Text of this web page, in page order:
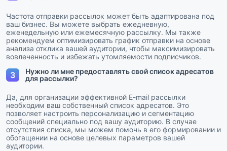
Частота отправки рассылок может быть адаптирована под
ваш бизнес. Вы можете выбрать ежедневную,
еженедельную или ежемесячную рассылку. Мы также
рекомендуем оптимизировать график отправки на основе
анализа отклика вашей аудитории, чтобы максимизировать
вовлеченность и избежать утомляемости подписчиков.
3
Нужно ли мне предоставлять свой список адресатов
для рассылки?
Да, для организации эффективной E-mail рассылки
необходим ваш собственный список адресатов. Это
позволяет настроить персонализацию и сегментацию
сообщений специально под вашу аудиторию. В случае
отсутствия списка, мы можем помочь в его формировании и
обогащении на основе целевых параметров вашей
аудитории.